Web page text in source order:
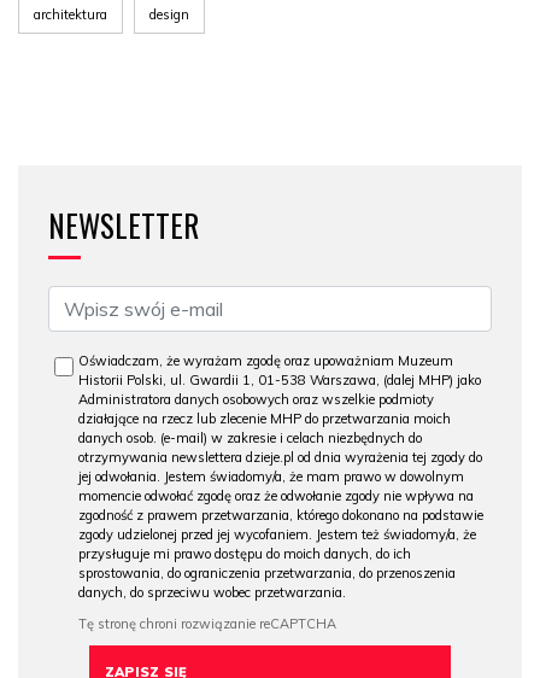
architektura design
NEWSLETTER
Oświadczam, że wyrażam zgodę oraz upoważniam Muzeum
Historii Polski, ul. Gwardii 1, 01-538 Warszawa, (dalej MHP) jako
Administratora danych osobowych oraz wszelkie podmioty
działające na rzecz lub zlecenie MHP do przetwarzania moich
danych osob. (e-mail) w zakresie i celach niezbędnych do
otrzymywania newslettera dzieje.pl od dnia wyrażenia tej zgody do
jej odwołania. Jestem świadomy/a, że mam prawo w dowolnym
momencie odwołać zgodę oraz że odwołanie zgody nie wpływa na
zgodność z prawem przetwarzania, którego dokonano na podstawie
zgody udzielonej przed jej wycofaniem. Jestem też świadomy/a, że
przysługuje mi prawo dostępu do moich danych, do ich
sprostowania, do ograniczenia przetwarzania, do przenoszenia
danych, do sprzeciwu wobec przetwarzania.